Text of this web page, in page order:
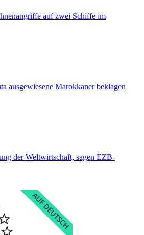
auf zwei Schiffe im
ausgewiesene Marokkaner beklagen
der Weltwirtschaft, sagen EZB-